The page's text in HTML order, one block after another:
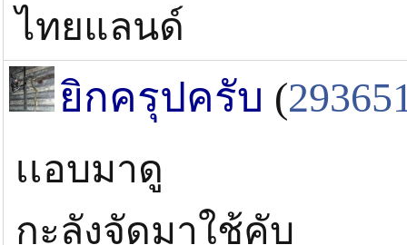
ไทยแลนด์
ยิกครุปครับ (
เเอบมาดู
กะลังจัดมาใช้คับ